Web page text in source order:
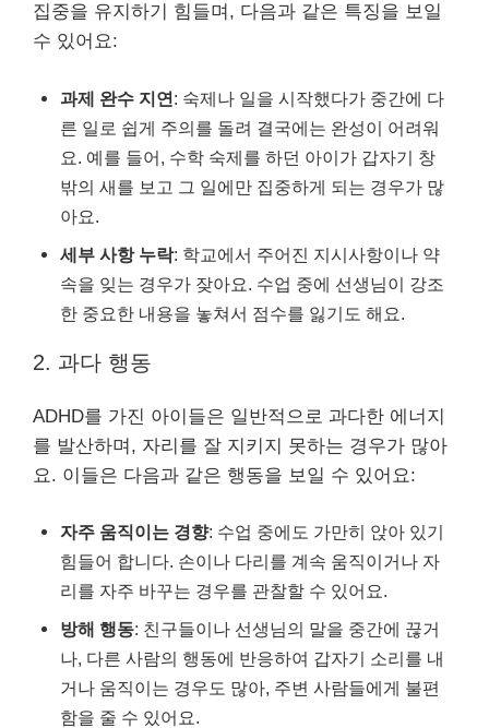
집중을 유지하기 힘들며, 다음과 같은 특징을 보일
수 있어요:
과제 완수 지연: 숙제나 일을 시작했다가 중간에 다
른 일로 쉽게 주의를 돌려 결국에는 완성이 어려워
요. 예를 들어, 수학 숙제를 하던 아이가 갑자기 창
밖의 새를 보고 그 일에만 집중하게 되는 경우가 많
아요.
세부 사항 누락: 학교에서 주어진 지시사항이나 약
속을 잊는 경우가 잦아요. 수업 중에 선생님이 강조
한 중요한 내용을 놓쳐서 점수를 잃기도 해요.
2. 과다 행동
ADHD를 가진 아이들은 일반적으로 과다한 에너지
를 발산하며, 자리를 잘 지키지 못하는 경우가 많아
요. 이들은 다음과 같은 행동을 보일 수 있어요:
자주 움직이는 경향: 수업 중에도 가만히 앉아 있기
힘들어 합니다. 손이나 다리를 계속 움직이거나 자
리를 자주 바꾸는 경우를 관찰할 수 있어요.
방해 행동: 친구들이나 선생님의 말을 중간에 끊거
나, 다른 사람의 행동에 반응하여 갑자기 소리를 내
거나 움직이는 경우도 많아, 주변 사람들에게 불편
함을 줄 수 있어요.